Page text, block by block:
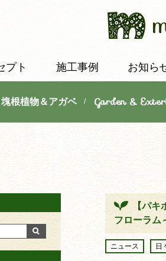
プト 施工事例 お知ら
根植物＆アガベ/Garden &
【パ
フローラム
ニュース 日